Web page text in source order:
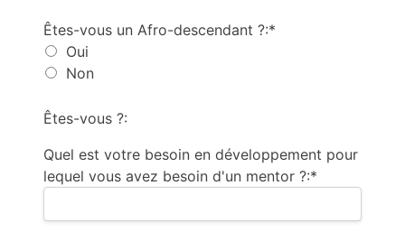
Êtes-vous un Afro-descendant ?:*
Oui
Non
Êtes-vous ?:
Quel est votre besoin en développement pour
lequel vous avez besoin d'un mentor ?:*